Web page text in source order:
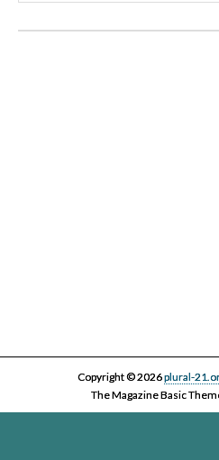
Copyright © 2026plural-
The Magazine Basic